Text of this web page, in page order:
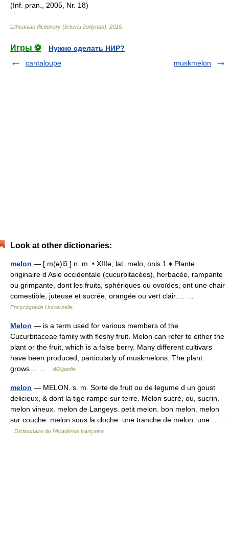
(Inf. pran., 2005, Nr. 18)
Lithuanian dictionary (lietuvių žodynas) 2015
Игры ⚽
Нужно сделать НИР?
cantaloupe
muskmelon
Look at other dictionaries:
melon — [ m(ə)lɔ̃ ] n. m. • XIIIe; lat. melo, onis 1 ♦ Plante
originaire d Asie occidentale (cucurbitacées), herbacée, rampante
ou grimpante, dont les fruits, sphériques ou ovoïdes, ont une chair
comestible, juteuse et sucrée, orangée ou vert clair.… …
Encyclopédie Universelle
Melon — is a term used for various members of the
Cucurbitaceae family with fleshy fruit. Melon can refer to either the
plant or the fruit, which is a false berry. Many different cultivars
have been produced, particularly of muskmelons. The plant
grows… …
Wikipedia
melon — MELON. s. m. Sorte de fruit ou de legume d un goust
delicieux, & dont la tige rampe sur terre. Melon sucré, ou, sucrin.
melon vineux. melon de Langeys. petit melon. bon melon. melon
sur couche. melon sous la cloche. une tranche de melon. une… …
Dictionnaire de l'Académie française